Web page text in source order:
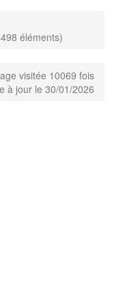
éléments)
visitée 10069 fois
à jour le 30/01/2026